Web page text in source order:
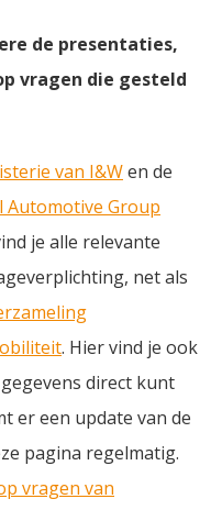
de presentaties,
vragen die gesteld
van I&Wen de
Automotive Group
je alle relevante
net als
. Hier vind je ook
direct kunt
er een update van de
pagina regelmatig.
vragen van